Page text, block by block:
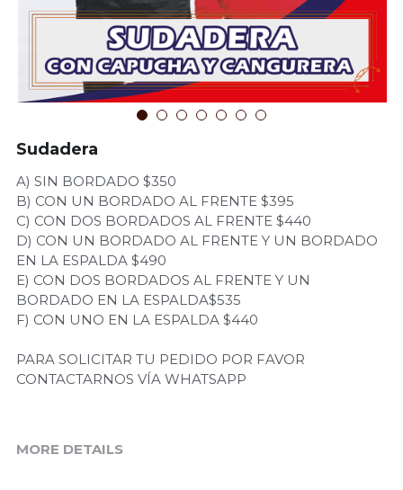
Cotiza tu Proyecto
Sudadera
A) SIN BORDADO $350
B) CON UN BORDADO AL FRENTE $395
C) CON DOS BORDADOS AL FRENTE $440
D) CON UN BORDADO AL FRENTE Y UN BORDADO
EN LA ESPALDA $490
E) CON DOS BORDADOS AL FRENTE Y UN
BORDADO EN LA ESPALDA$535
F) CON UNO EN LA ESPALDA $440
PARA SOLICITAR TU PEDIDO POR FAVOR
CONTACTARNOS VÍA WHATSAPP
MORE DETAILS